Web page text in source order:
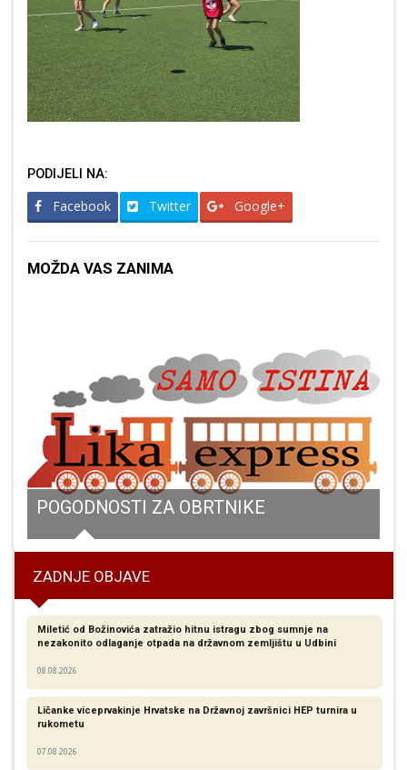
PODIJELI NA:
Facebook Twitter Google+
MOŽDA VAS ZANIMA
POGODNOSTI ZA OBRTNIKE
ZADNJE OBJAVE
Miletić od Božinovića zatražio hitnu istragu zbog sumnje na
nezakonito odlaganje otpada na državnom zemljištu u Udbini
08.08.2026
Ličanke viceprvakinje Hrvatske na Državnoj završnici HEP turnira u
rukometu
07.08.2026